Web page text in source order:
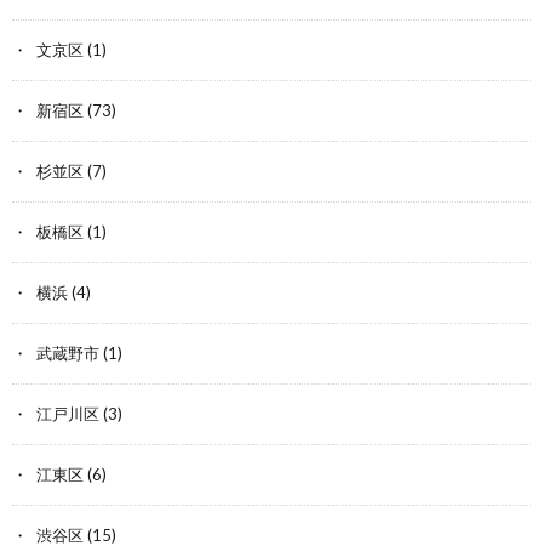
文京区(1)
新宿区(73)
杉並区(7)
板橋区(1)
横浜(4)
武蔵野市(1)
江戸川区(3)
江東区(6)
渋谷区(15)